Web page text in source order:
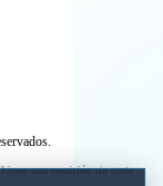
una comisión sin coste